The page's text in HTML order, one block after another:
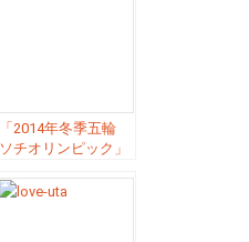
「2014年冬季五輪
ソチオリンピック」
マ曲「number one